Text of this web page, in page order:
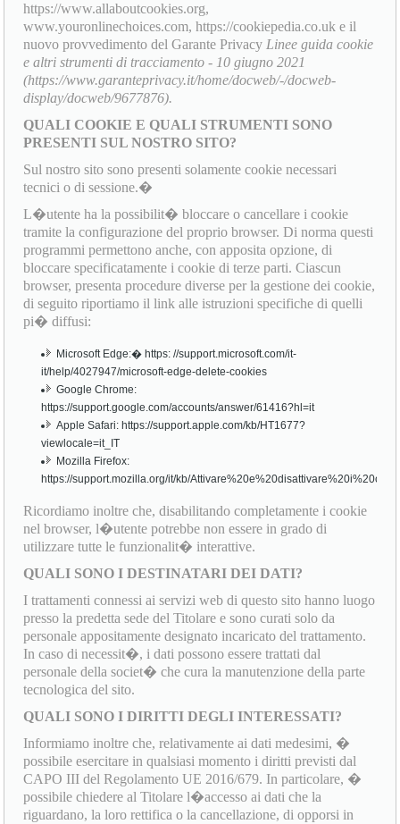
https://www.allaboutcookies.org,
www.youronlinechoices.com, https://cookiepedia.co.uk e il
nuovo provvedimento del Garante Privacy Linee guida cookie
e altri strumenti di tracciamento - 10 giugno 2021
(https://www.garanteprivacy.it/home/docweb/-/docweb-
display/docweb/9677876).
QUALI COOKIE E QUALI STRUMENTI SONO
PRESENTI SUL NOSTRO SITO?
Sul nostro sito sono presenti solamente cookie necessari
tecnici o di sessione.�
L�utente ha la possibilit� bloccare o cancellare i cookie
tramite la configurazione del proprio browser. Di norma questi
programmi permettono anche, con apposita opzione, di
bloccare specificatamente i cookie di terze parti. Ciascun
browser, presenta procedure diverse per la gestione dei cookie,
di seguito riportiamo il link alle istruzioni specifiche di quelli
pi� diffusi:
Microsoft Edge:� https: //support.microsoft.com/it-
it/help/4027947/microsoft-edge-delete-cookies
Google Chrome:
https://support.google.com/accounts/answer/61416?hl=it
Apple Safari: https://support.apple.com/kb/HT1677?
viewlocale=it_IT
Mozilla Firefox:
https://support.mozilla.org/it/kb/
Ricordiamo inoltre che, disabilitando completamente i cookie
nel browser, l�utente potrebbe non essere in grado di
utilizzare tutte le funzionalit� interattive.
QUALI SONO I DESTINATARI DEI DATI?
I trattamenti connessi ai servizi web di questo sito hanno luogo
presso la predetta sede del Titolare e sono curati solo da
personale appositamente designato incaricato del trattamento.
In caso di necessit�, i dati possono essere trattati dal
personale della societ� che cura la manutenzione della parte
tecnologica del sito.
QUALI SONO I DIRITTI DEGLI INTERESSATI?
Informiamo inoltre che, relativamente ai dati medesimi, �
possibile esercitare in qualsiasi momento i diritti previsti dal
CAPO III del Regolamento UE 2016/679. In particolare, �
possibile chiedere al Titolare l�accesso ai dati che la
riguardano, la loro rettifica o la cancellazione, di opporsi in